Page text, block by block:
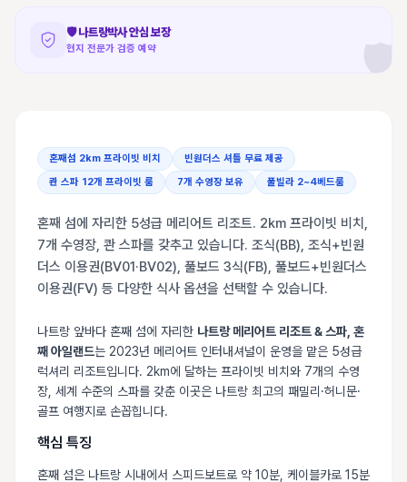
🛡️
🛡️ 나트랑박사 안심 보장
현지 전문가 검증 예약
혼째섬 2km 프라이빗 비치
빈원더스 셔틀 무료 제공
콴 스파 12개 프라이빗 룸
7개 수영장 보유 풀빌라 2~4베드룸
혼째 섬에 자리한 5성급 메리어트 리조트. 2km 프라이빗 비치,
7개 수영장, 콴 스파를 갖추고 있습니다. 조식(BB), 조식+빈원
더스 이용권(BV01·BV02), 풀보드 3식(FB), 풀보드+빈원더스
이용권(FV) 등 다양한 식사 옵션을 선택할 수 있습니다.
나트랑 앞바다 혼째 섬에 자리한 나트랑 메리어트 리조트 & 스파, 혼
째 아일랜드는 2023년 메리어트 인터내셔널이 운영을 맡은 5성급
럭셔리 리조트입니다. 2km에 달하는 프라이빗 비치와 7개의 수영
장, 세계 수준의 스파를 갖춘 이곳은 나트랑 최고의 패밀리·허니문·
골프 여행지로 손꼽힙니다.
핵심 특징
혼째 섬은 나트랑 시내에서 스피드보트로 약 10분, 케이블카로 15분